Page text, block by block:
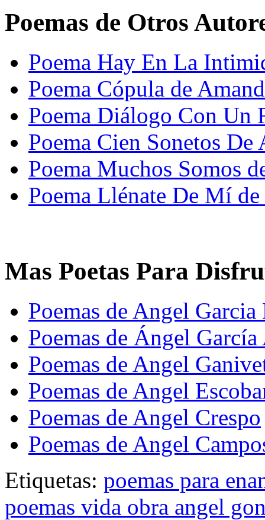
Poemas de Otros
Poema Hay En La
Poema Cópula de
Poema Diálogo Con Un
Poema Cien Sonetos
Poema Muchos Somos
Poema Llénate De Mí
Mas Poetas Para
Poemas de Angel Garcia
Poemas de Ángel
Poemas de Angel
Poemas de Angel
Poemas de Angel Crespo
Poemas de Angel
Etiquetas: poemas para
poemas vida obra angel